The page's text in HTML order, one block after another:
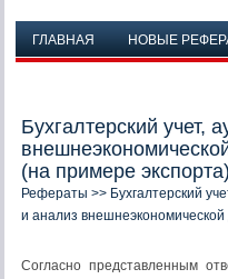
ГЛАВНАЯ НОВЫЕ
Бухгалтерский учет,
(на примере экспорта)
Рефераты >> Бухгалтерский
и анализ
Согласно представленным